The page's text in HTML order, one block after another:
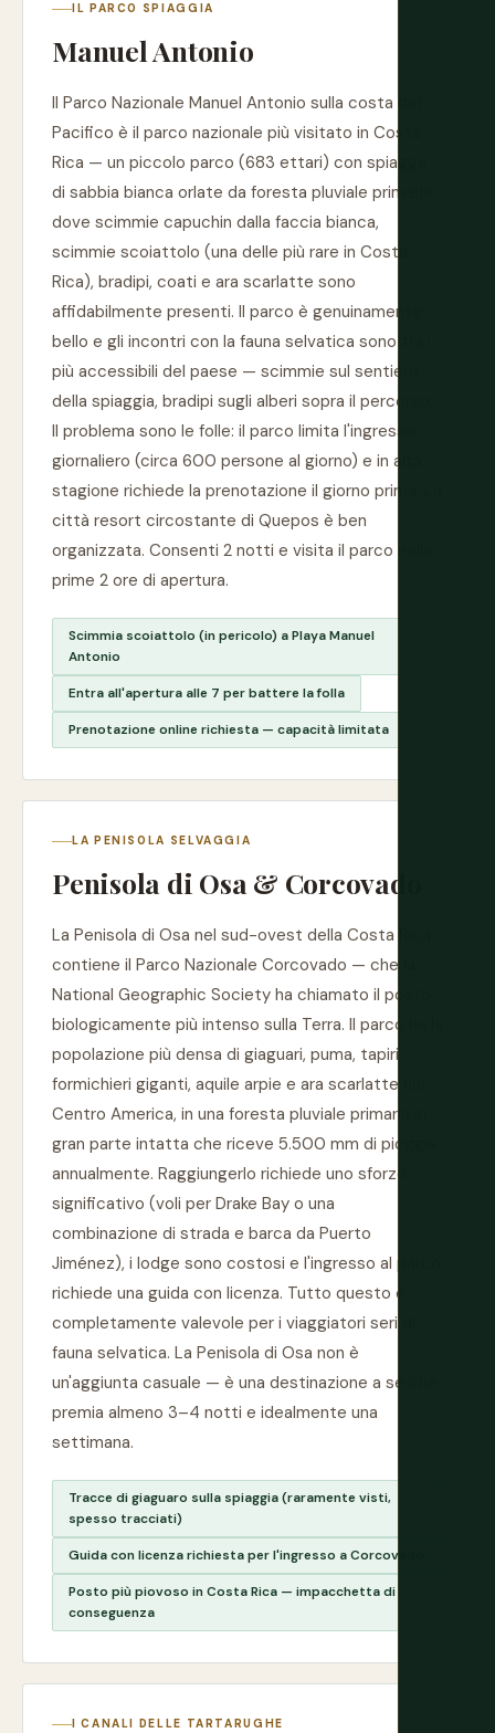
IL PARCO SPIAGGIA
Manuel Antonio
Il Parco Nazionale Manuel Antonio sulla costa del
Pacifico è il parco nazionale più visitato in Costa
Rica — un piccolo parco (683 ettari) con spiagge
di sabbia bianca orlate da foresta pluviale primaria
dove scimmie capuchin dalla faccia bianca,
scimmie scoiattolo (una delle più rare in Costa
Rica), bradipi, coati e ara scarlatte sono
affidabilmente presenti. Il parco è genuinamente
bello e gli incontri con la fauna selvatica sono tra i
più accessibili del paese — scimmie sul sentiero
della spiaggia, bradipi sugli alberi sopra il percorso.
Il problema sono le folle: il parco limita l'ingresso
giornaliero (circa 600 persone al giorno) e in alta
stagione richiede la prenotazione il giorno prima. La
città resort circostante di Quepos è ben
organizzata. Consenti 2 notti e visita il parco nelle
prime 2 ore di apertura.
Scimmia scoiattolo (in pericolo) a Playa Manuel
Antonio
Entra all'apertura alle 7 per battere la folla
Prenotazione online richiesta — capacità limitata
LA PENISOLA SELVAGGIA
Penisola di Osa & Corcovado
La Penisola di Osa nel sud-ovest della Costa Rica
contiene il Parco Nazionale Corcovado — che la
National Geographic Society ha chiamato il posto
biologicamente più intenso sulla Terra. Il parco ha la
popolazione più densa di giaguari, puma, tapiri,
formichieri giganti, aquile arpie e ara scarlatte nel
Centro America, in una foresta pluviale primaria in
gran parte intatta che riceve 5.500 mm di pioggia
annualmente. Raggiungerlo richiede uno sforzo
significativo (voli per Drake Bay o una
combinazione di strada e barca da Puerto
Jiménez), i lodge sono costosi e l'ingresso al parco
richiede una guida con licenza. Tutto questo è
completamente valevole per i viaggiatori seri di
fauna selvatica. La Penisola di Osa non è
un'aggiunta casuale — è una destinazione a sé che
premia almeno 3–4 notti e idealmente una
settimana.
Tracce di giaguaro sulla spiaggia (raramente visti,
spesso tracciati)
Guida con licenza richiesta per l'ingresso a Corcovado
Posto più piovoso in Costa Rica — impacchetta di
conseguenza
I CANALI DELLE TARTARUGHE